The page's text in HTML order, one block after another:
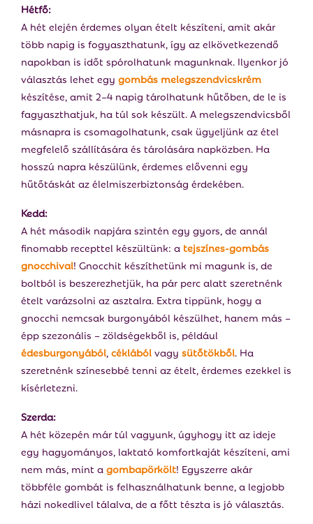
Hétfő:
A hét elején érdemes olyan ételt készíteni, amit akár
több napig is fogyaszthatunk, így az elkövetkezendő
napokban is időt spórolhatunk magunknak. Ilyenkor jó
választás lehet egy gombás melegszendvicskrém
készítése, amit 2–4 napig tárolhatunk hűtőben, de le is
fagyaszthatjuk, ha túl sok készült. A melegszendvicsből
másnapra is csomagolhatunk, csak ügyeljünk az étel
megfelelő szállítására és tárolására napközben. Ha
hosszú napra készülünk, érdemes elővenni egy
hűtőtáskát az élelmiszerbiztonság érdekében.
Kedd:
A hét második napjára szintén egy gyors, de annál
finomabb recepttel készültünk: a tejszínes-gombás
gnocchival! Gnocchit készíthetünk mi magunk is, de
boltból is beszerezhetjük, ha pár perc alatt szeretnénk
ételt varázsolni az asztalra. Extra tippünk, hogy a
gnocchi nemcsak burgonyából készülhet, hanem más –
épp szezonális – zöldségekből is, például
édesburgonyából,céklábólvagy sütőtökből. Ha
szeretnénk színesebbé tenni az ételt, érdemes ezekkel is
kísérletezni.
Szerda:
A hét közepén már túl vagyunk, úgyhogy itt az ideje
egy hagyományos, laktató komfortkaját készíteni, ami
nem más, mint agombapörkölt! Egyszerre akár
többféle gombát is felhasználhatunk benne, a legjobb
házi nokedlivel tálalva, de a főtt tészta is jó választás.